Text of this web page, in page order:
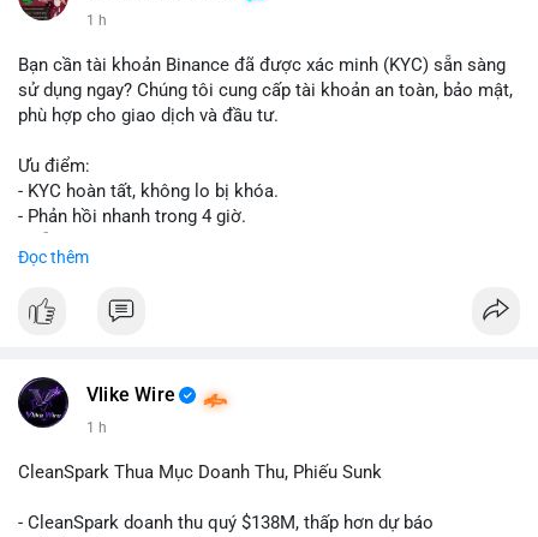
1 h
Bạn cần tài khoản Binance đã được xác minh (KYC) sẵn sàng
sử dụng ngay? Chúng tôi cung cấp tài khoản an toàn, bảo mật,
phù hợp cho giao dịch và đầu tư.
Ưu điểm:
- KYC hoàn tất, không lo bị khóa.
- Phản hồi nhanh trong 4 giờ.
📞 WhatsApp: +1 660 215-8938
Đọc thêm
Vlike Wire
1 h
CleanSpark Thua Mục Doanh Thu, Phiếu Sunk
- CleanSpark doanh thu quý $138M, thấp hơn dự báo